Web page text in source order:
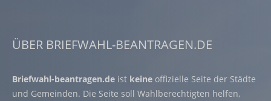
ÜBER BRIEFWAHL-BEANTRAGEN.DE
Briefwahl-beantragen.de ist keine offizielle Seite der Städte
und Gemeinden. Die Seite soll Wahlberechtigten helfen,